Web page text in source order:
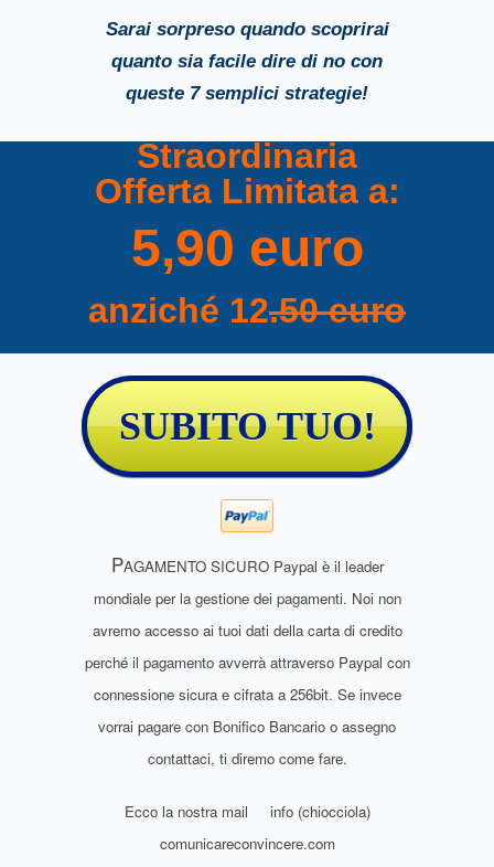
Sarai sorpreso quando scoprirai
quanto sia facile dire di no con
queste 7 semplici strategie!
Straordinaria
Offerta Limitata a:
5,90 euro
anziché 12.50 euro
SUBITO TUO!
PAGAMENTO SICURO Paypal è il leader
mondiale per la gestione dei pagamenti. Noi non
avremo accesso ai tuoi dati della carta di credito
perché il pagamento avverrà attraverso Paypal con
connessione sicura e cifrata a 256bit. Se invece
vorrai pagare con Bonifico Bancario o assegno
contattaci, ti diremo come fare.
Ecco la nostra mail info (chiocciola)
comunicareconvincere.com